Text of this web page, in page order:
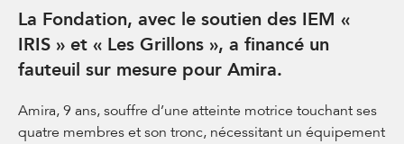
La Fondation, avec le soutien des IEM «
IRIS » et « Les Grillons », a financé un
fauteuil sur mesure pour Amira.
Amira, 9 ans, souffre d’une atteinte motrice touchant ses
quatre membres et son tronc, nécessitant un équipement